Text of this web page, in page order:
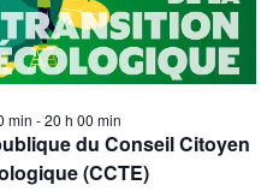
du Conseil Citoyen
(CCTE)
min -20 h 00 min